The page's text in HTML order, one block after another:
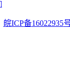
皖ICP备16022935